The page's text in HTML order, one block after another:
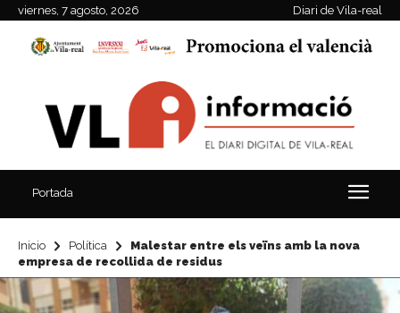
viernes, 7 agosto, 2026 Diari de Vila-real
Portada
Inicio Política
Malestar entre els veïns amb la nova
empresa de recollida de residus